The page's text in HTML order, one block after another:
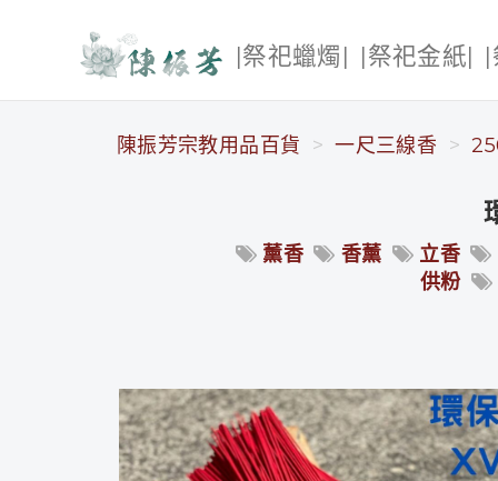
陳振芳宗教用品百貨
|祭祀蠟燭| |祭祀金紙|
陳振芳宗教用品百貨 一尺三線香
薰香 香薰 立香
供粉